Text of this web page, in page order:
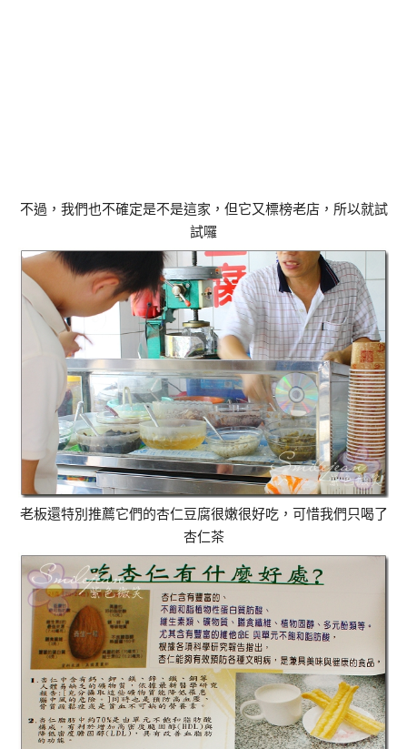
不過，我們也不確定是不是這家，但它又標榜老店，所以就試
試囉
老板還特別推薦它們的杏仁豆腐很嫩很好吃，可惜我們只喝了
杏仁茶